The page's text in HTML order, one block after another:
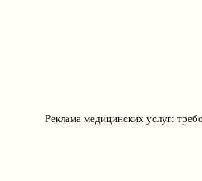
Реклама медицинских услуг: